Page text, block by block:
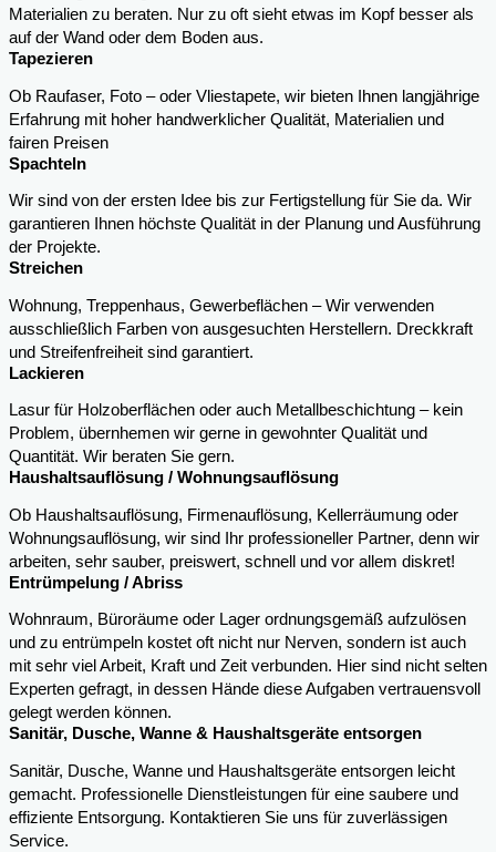
Materialien zu beraten. Nur zu oft sieht etwas im Kopf besser als
auf der Wand oder dem Boden aus.
Tapezieren
Ob Raufaser, Foto – oder Vliestapete, wir bieten Ihnen langjährige
Erfahrung mit hoher handwerklicher Qualität, Materialien und
fairen Preisen
Spachteln
Wir sind von der ersten Idee bis zur Fertigstellung für Sie da. Wir
garantieren Ihnen höchste Qualität in der Planung und Ausführung
der Projekte.
Streichen
Wohnung, Treppenhaus, Gewerbeflächen – Wir verwenden
ausschließlich Farben von ausgesuchten Herstellern. Dreckkraft
und Streifenfreiheit sind garantiert.
Lackieren
Lasur für Holzoberflächen oder auch Metallbeschichtung – kein
Problem, übernhemen wir gerne in gewohnter Qualität und
Quantität. Wir beraten Sie gern.
Haushaltsauflösung / Wohnungsauflösung
Ob Haushaltsauflösung, Firmenauflösung, Kellerräumung oder
Wohnungsauflösung, wir sind Ihr professioneller Partner, denn wir
arbeiten, sehr sauber, preiswert, schnell und vor allem diskret!
Entrümpelung / Abriss
Wohnraum, Büroräume oder Lager ordnungsgemäß aufzulösen
und zu entrümpeln kostet oft nicht nur Nerven, sondern ist auch
mit sehr viel Arbeit, Kraft und Zeit verbunden. Hier sind nicht selten
Experten gefragt, in dessen Hände diese Aufgaben vertrauensvoll
gelegt werden können.
Sanitär, Dusche, Wanne & Haushaltsgeräte entsorgen
Sanitär, Dusche, Wanne und Haushaltsgeräte entsorgen leicht
gemacht. Professionelle Dienstleistungen für eine saubere und
effiziente Entsorgung. Kontaktieren Sie uns für zuverlässigen
Service.